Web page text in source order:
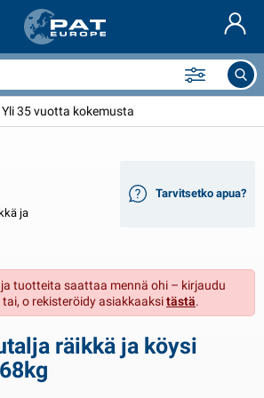
ulkopuoli
sisäinen
Valitse PAT Europe
Yli 35 vuotta kokemusta
ja
Tarvitsetko apua?
tuotteita saattaa mennä ohi – kirjaudu
o rekisteröidy asiakkaaksitästä.
räikkä ja köysi